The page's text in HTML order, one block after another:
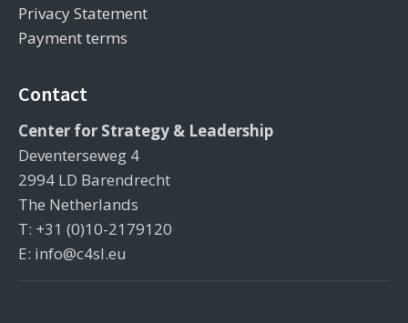
Privacy Statement
Payment terms
Contact
Center for Strategy & Leadership
Deventerseweg 4
2994 LD Barendrecht
The Netherlands
T: +31 (0)10-2179120
E: info@c4sl.eu